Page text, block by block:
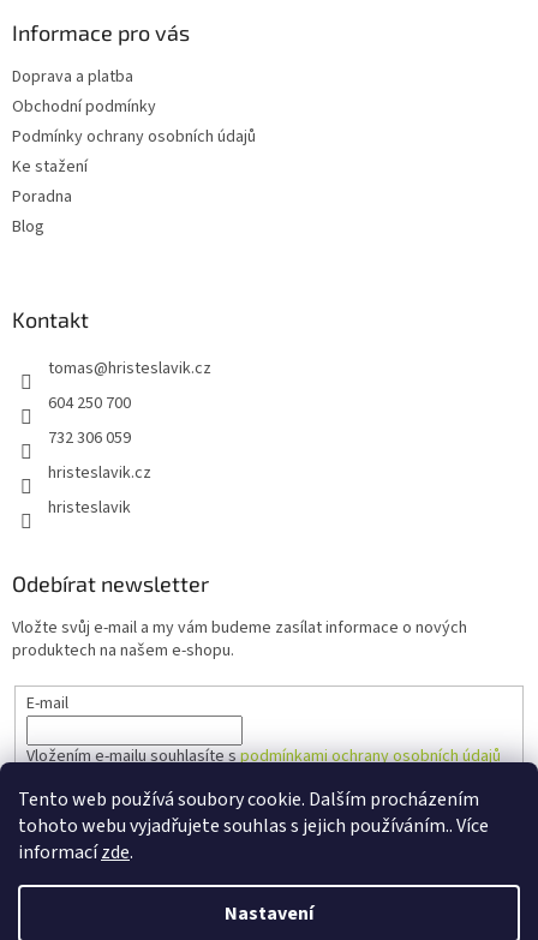
Tento web používá soubory cookie. Dalším procházením
tohoto webu vyjadřujete souhlas s jejich používáním.. Více
informacízde.
Nastavení
Informace pro vás
Doprava a platba
Obchodní podmínky
Podmínky ochrany osobních údajů
Ke stažení
Poradna
Blog
Kontakt
tomas@hristeslavik.cz
604 250 700
732 306 059
hristeslavik.cz
hristeslavik
Odebírat newsletter
Vložte svůj e-mail a my vám budeme zasílat informace o nových
produktech na našem e-shopu.
E-mail
Vložením e-mailu souhlasíte spodmínkami ochrany osobních údajů
PŘIHLÁSIT SE
Vytvořil Shoptet